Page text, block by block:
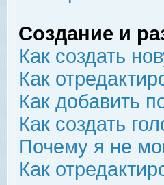
Создание и
Как создать
Как
Как добавить
Как создать
Почему я не
Как